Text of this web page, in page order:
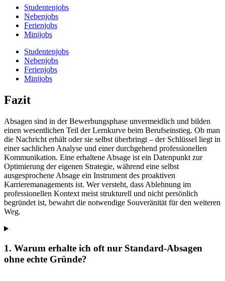
Studentenjobs
Nebenjobs
Ferienjobs
Minijobs
Studentenjobs
Nebenjobs
Ferienjobs
Minijobs
Fazit
Absagen sind in der Bewerbungsphase unvermeidlich und bilden
einen wesentlichen Teil der Lernkurve beim Berufseinstieg. Ob man
die Nachricht erhält oder sie selbst überbringt – der Schlüssel liegt in
einer sachlichen Analyse und einer durchgehend professionellen
Kommunikation. Eine erhaltene Absage ist ein Datenpunkt zur
Optimierung der eigenen Strategie, während eine selbst
ausgesprochene Absage ein Instrument des proaktiven
Karrieremanagements ist. Wer versteht, dass Ablehnung im
professionellen Kontext meist strukturell und nicht persönlich
begründet ist, bewahrt die notwendige Souveränität für den weiteren
Weg.
1. Warum erhalte ich oft nur Standard-Absagen
ohne echte Gründe?